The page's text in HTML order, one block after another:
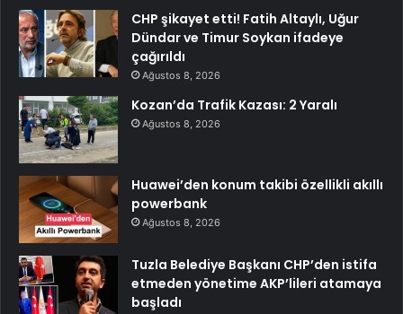
CHP şikayet etti! Fatih Altaylı, Uğur
Dündar ve Timur Soykan ifadeye
çağırıldı
Ağustos 8, 2026
Kozan’da Trafik Kazası: 2 Yaralı
Ağustos 8, 2026
Huawei’den konum takibi özellikli akıllı
powerbank
Ağustos 8, 2026
Tuzla Belediye Başkanı CHP’den istifa
etmeden yönetime AKP’lileri atamaya
başladı